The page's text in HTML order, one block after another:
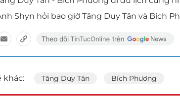
Shyn hỏi bao giờ Tăng Duy Tân và Bích
khác: Tăng Duy Tân Bích Phương